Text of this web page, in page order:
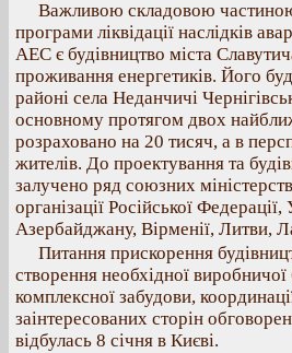
Важливою складовою
програми ліквідації наслідків
АЕС є будівництво міста
проживання енергетиків. Його
районі села Неданчичі
основному протягом двох
розраховано на 20 тисяч, а в
жителів. До проектування та
залучено ряд союзних
організації Російської Федерації,
Азербайджану, Вірменії, Литви,
Питання прискорення
створення необхідної
комплексної забудови,
заінтересованих сторін
відбулась 8 січня в Києві.